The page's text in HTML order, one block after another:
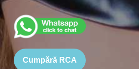
Cumpără RCA